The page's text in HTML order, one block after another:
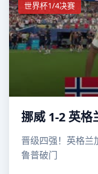
世界杯1/4决赛
挪威 1-2 英格
晋级四强！英格
鲁普破门